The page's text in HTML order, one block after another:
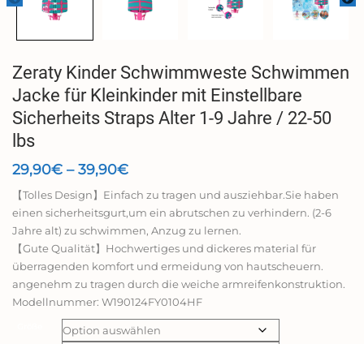
Zeraty Kinder Schwimmweste Schwimmen
Jacke für Kleinkinder mit Einstellbare
Sicherheits Straps Alter 1-9 Jahre / 22-50
lbs
29,90€ –39,90€Preisspanne:
bis
39,90€
【Tolles Design】Einfach zu tragen und ausziehbar.Sie haben
einen sicherheitsgurt,um ein abrutschen zu verhindern. (2-6
Jahre alt) zu schwimmen, Anzug zu lernen.
【Gute Qualität】Hochwertiges und dickeres material für
überragenden komfort und ermeidung von hautscheuern.
angenehm zu tragen durch die weiche armreifenkonstruktion.
Modellnummer: W190124FY0104HF